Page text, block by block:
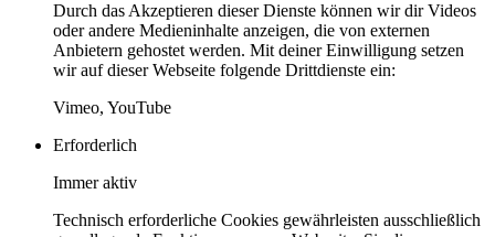
Durch das Akzeptieren dieser Dienste können wir dir Videos
oder andere Medieninhalte anzeigen, die von externen
Anbietern gehostet werden. Mit deiner Einwilligung setzen
wir auf dieser Webseite folgende Drittdienste ein:
Vimeo, YouTube
Erforderlich
Immer aktiv
Technisch erforderliche Cookies gewährleisten ausschließlich